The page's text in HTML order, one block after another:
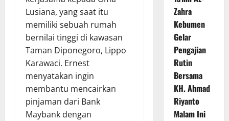
Lusiana, yang saat itu
memiliki sebuah rumah
bernilai tinggi di kawasan
Taman Diponegoro, Lippo
Karawaci. Ernest
menyatakan ingin
membantu mencairkan
pinjaman dari Bank
Maybank dengan
Zahra
Kebumen
Gelar
Pengajian
Rutin
Bersama
KH. Ahmad
Riyanto
Malam Ini